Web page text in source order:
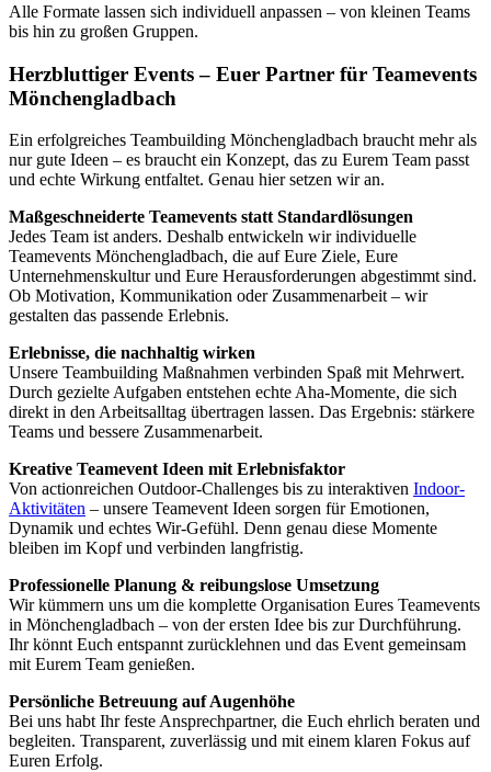
Alle Formate lassen sich individuell anpassen – von kleinen Teams
bis hin zu großen Gruppen.
Herzbluttiger Events – Euer Partner für Teamevents
Mönchengladbach
Ein erfolgreiches Teambuilding Mönchengladbach braucht mehr als
nur gute Ideen – es braucht ein Konzept, das zu Eurem Team passt
und echte Wirkung entfaltet. Genau hier setzen wir an.
Maßgeschneiderte Teamevents statt Standardlösungen
Jedes Team ist anders. Deshalb entwickeln wir individuelle
Teamevents Mönchengladbach, die auf Eure Ziele, Eure
Unternehmenskultur und Eure Herausforderungen abgestimmt sind.
Ob Motivation, Kommunikation oder Zusammenarbeit – wir
gestalten das passende Erlebnis.
Erlebnisse, die nachhaltig wirken
Unsere Teambuilding Maßnahmen verbinden Spaß mit Mehrwert.
Durch gezielte Aufgaben entstehen echte Aha-Momente, die sich
direkt in den Arbeitsalltag übertragen lassen. Das Ergebnis: stärkere
Teams und bessere Zusammenarbeit.
Kreative Teamevent Ideen mit Erlebnisfaktor
Von actionreichen Outdoor-Challenges bis zu interaktiven Indoor-
Aktivitäten – unsere Teamevent Ideen sorgen für Emotionen,
Dynamik und echtes Wir-Gefühl. Denn genau diese Momente
bleiben im Kopf und verbinden langfristig.
Professionelle Planung & reibungslose Umsetzung
Wir kümmern uns um die komplette Organisation Eures Teamevents
in Mönchengladbach – von der ersten Idee bis zur Durchführung.
Ihr könnt Euch entspannt zurücklehnen und das Event gemeinsam
mit Eurem Team genießen.
Persönliche Betreuung auf Augenhöhe
Bei uns habt Ihr feste Ansprechpartner, die Euch ehrlich beraten und
begleiten. Transparent, zuverlässig und mit einem klaren Fokus auf
Euren Erfolg.